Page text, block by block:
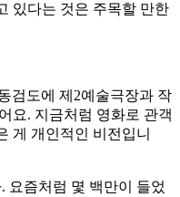
있다는 것은 주목할 만한
검도에 제2예술극장과 작
요. 지금처럼 영화로 관객
게 개인적인 비전입니
요즘처럼 몇 백만이 들었